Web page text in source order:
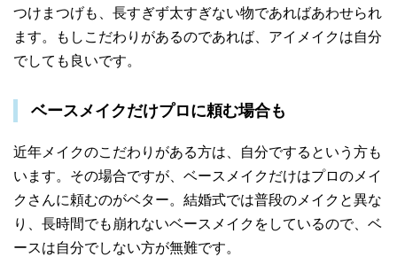
つけまつげも、長すぎず太すぎない物であればあわせられ
ます。もしこだわりがあるのであれば、アイメイクは自分
でしても良いです。
ベースメイクだけプロに頼む場合も
近年メイクのこだわりがある方は、自分でするという方も
います。その場合ですが、ベースメイクだけはプロのメイ
クさんに頼むのがベター。結婚式では普段のメイクと異な
り、長時間でも崩れないベースメイクをしているので、ベ
ースは自分でしない方が無難です。